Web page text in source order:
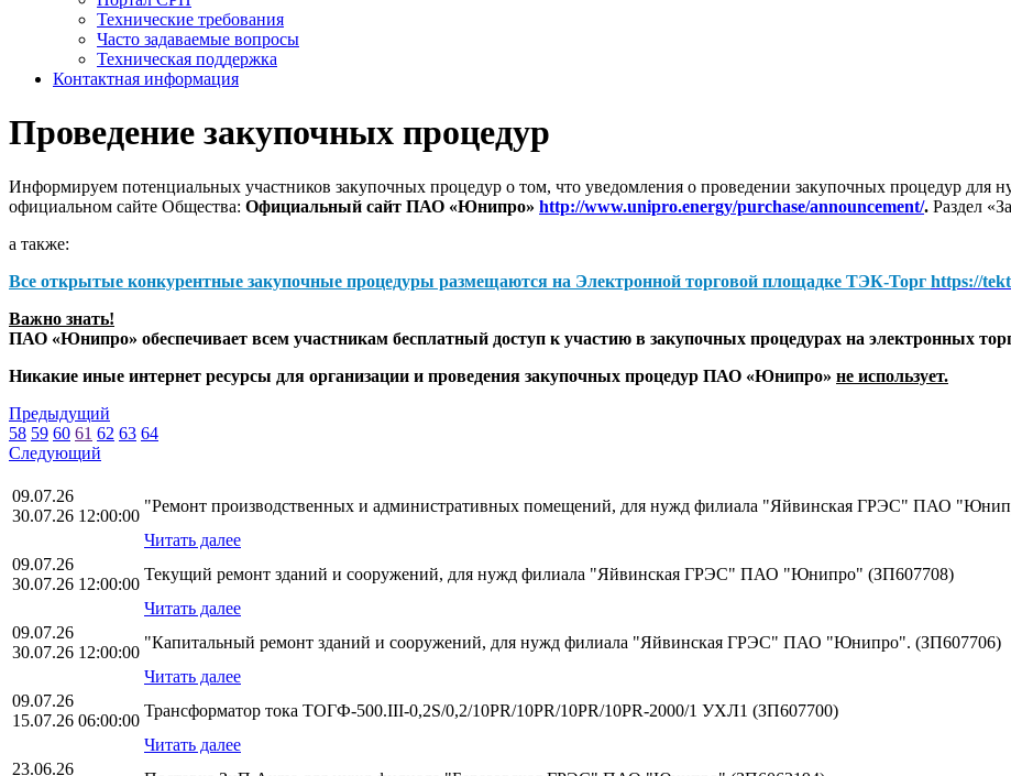
Технические требования
Часто задаваемые вопросы
Техническая поддержка
Контактная информация
Проведение закупочных процедур
Информируем потенциальных участников закупочных процедур о том, что уведомления о проведении закупочных процедур
официальном сайте Общества: Официальный сайт ПАО «Юнипро» http://www.unipro.energy/purchase/announcement/. Раздел
а также:
Все открытые конкурентные закупочные процедуры размещаются на Электронной торговой площадке ТЭК-Торг https://
Важно знать!
ПАО «Юнипро» обеспечивает всем участникам бесплатный доступ к участию в закупочных процедурах на электронных
Никакие иные интернет ресурсы для организации и проведения закупочных процедур ПАО «Юнипро» не использует.
Предыдущий
58 59 60 61 62 63 64
Следующий
09.07.26
30.07.26 12:00:00
"Ремонт производственных и административных помещений, для нужд филиала "Яйвинская ГРЭС" ПАО
Читать далее
09.07.26
30.07.26 12:00:00
Текущий ремонт зданий и сооружений, для нужд филиала "Яйвинская ГРЭС" ПАО "Юнипро" (ЗП607708)
Читать далее
09.07.26
30.07.26 12:00:00
"Капитальный ремонт зданий и сооружений, для нужд филиала "Яйвинская ГРЭС" ПАО "Юнипро". (ЗП607706)
Читать далее
09.07.26
15.07.26 06:00:00
Трансформатор тока ТОГФ-500.III-0,2S/0,2/10PR/10PR/10PR/10PR-2000/1 УХЛ1 (ЗП607700)
Читать далее
23.06.26